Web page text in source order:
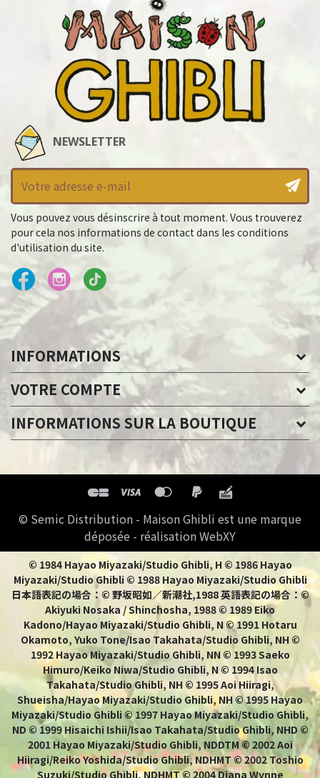
NEWSLETTER
Vous pouvez vous désinscrire à tout moment. Vous trouverez
pour cela nos informations de contact dans les conditions
d'utilisation du site.
INFORMATIONS
VOTRE COMPTE
INFORMATIONS SUR LA BOUTIQUE
© Semic Distribution - Maison Ghibli est une marque
déposée - réalisation WebXY
© 1984 Hayao Miyazaki/Studio Ghibli, H © 1986 Hayao
Miyazaki/Studio Ghibli © 1988 Hayao Miyazaki/Studio Ghibli
日本語表記の場合：© 野坂昭如／新潮社,1988 英語表記の場合：©
Akiyuki Nosaka / Shinchosha, 1988 © 1989 Eiko
Kadono/Hayao Miyazaki/Studio Ghibli, N © 1991 Hotaru
Okamoto, Yuko Tone/Isao Takahata/Studio Ghibli, NH ©
1992 Hayao Miyazaki/Studio Ghibli, NN © 1993 Saeko
Himuro/Keiko Niwa/Studio Ghibli, N © 1994 Isao
Takahata/Studio Ghibli, NH © 1995 Aoi Hiiragi,
Shueisha/Hayao Miyazaki/Studio Ghibli, NH © 1995 Hayao
Miyazaki/Studio Ghibli © 1997 Hayao Miyazaki/Studio Ghibli,
ND © 1999 Hisaichi Ishii/Isao Takahata/Studio Ghibli, NHD ©
2001 Hayao Miyazaki/Studio Ghibli, NDDTM © 2002 Aoi
Hiiragi/Reiko Yoshida/Studio Ghibli, NDHMT © 2002 Toshio
Suzuki/Studio Ghibli, NDHMT © 2004 Diana Wynne